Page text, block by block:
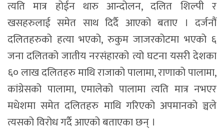
त्यति मात्र होईन थारु आन्दोलन, दलित शिल्पी र
खसहरुलाई समेत साथ दिर्दै आएको बताए । दर्जनौं
दलितहरुको हत्या भएको, रुकुम जाजरकोटमा भएको ६
जना दलितको जातीय नरसंहारको त्यो घटना यसरी देशका
६० लाख दलितहरु माथि राजाको पालामा, राणाको पालामा,
कांग्रेसको पालामा, एमालेको पालामा त्यति मात्र नभएर
मधेशमा समेत दलितहरु माथि गरिएको अपमानको ञ्चले
त्यसको विरोध गर्दै आएको बताएका छन् ।